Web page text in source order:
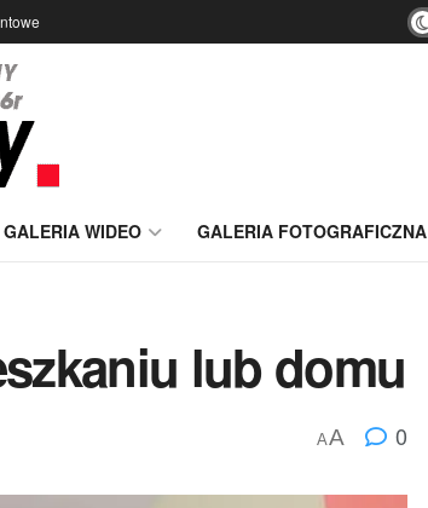
GALERIA WIDEO GALERIA FOTOGRAFICZNA
lub domu
AA 0